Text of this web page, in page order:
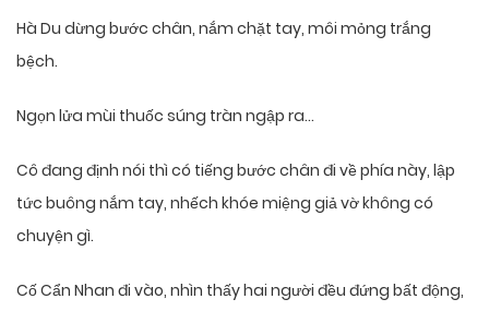
Hà Du dừng bước chân, nắm chặt tay, môi mỏng trắng
bệch.
Ngọn lửa mùi thuốc súng tràn ngập ra…
Cô đang định nói thì có tiếng bước chân đi về phía này, lập
tức buông nắm tay, nhếch khóe miệng giả vờ không có
chuyện gì.
Cố Cẩn Nhan đi vào, nhìn thấy hai người đều đứng bất động,